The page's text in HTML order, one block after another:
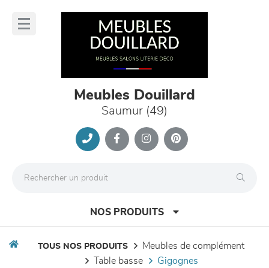
Meubles Douillard
Saumur (49)
NOS PRODUITS
TOUS NOS PRODUITS
meubles de complément
table basse
gigognes